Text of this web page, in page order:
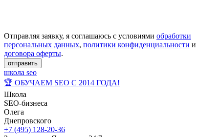
Отправляя заявку, я соглашаюсь с условиями обработки
персональных данных, политики конфиденциальности и
договора оферты.
отправить
школа seo
🏆 ОБУЧАЕМ SEO С 2014 ГОДА!
Школа
SEO-бизнеса
Олега
Днепровского
+7 (495) 128-20-36